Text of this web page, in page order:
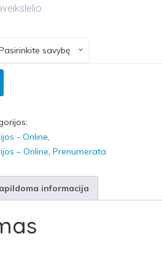
savybę
- Online,
– Online, Prenumerata
informacija